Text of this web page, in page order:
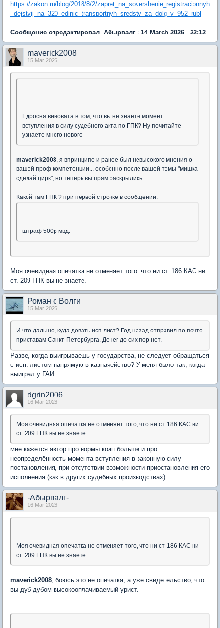
https://zakon.ru/blog/2018/8/2/zapret_na_sovershenie_registracionnyh
_dejstvij_na_320_edinic_transportnyh_sredstv_za_dolg_v_952_rubl
Сообщение отредактировал -Абырвалг-: 14 March 2026 - 22:12
maverick2008
15 Mar 2026
Едросня виновата в том, что вы не знаете момент
вступления в силу судебного акта по ГПК? Ну почитайте -
узнаете много нового
maverick2008, я впринципе и ранее был невысокого мнения о
вашей проф компетенции... особенно после вашей темы "мишка
сделай цирк", но теперь вы прям раскрылись...
Какой там ГПК ? при первой строчке в сообщении:
штраф 500р мвд.
Моя очевидная опечатка не отменяет того, что ни ст. 186 КАС ни
ст. 209 ГПК вы не знаете.
Роман c Волги
15 Mar 2026
И что дальше, куда девать исп.лист? Год назад отправил по почте
приставам Санкт-Петербурга. Денег до сих пор нет.
Разве, когда выигрываешь у государства, не следует обращаться
с исп. листом напрямую в казначейство? У меня было так, когда
выиграл у ГАИ.
dgrin2006
16 Mar 2026
Моя очевидная опечатка не отменяет того, что ни ст. 186 КАС ни
ст. 209 ГПК вы не знаете.
мне кажется автор про нормы коап больше и про
неопределённость момента вступления в законную силу
постановления, при отсутствии возможности приостановления его
исполнения (как в других судебных производствах).
-Абырвалг-
16 Mar 2026
Моя очевидная опечатка не отменяет того, что ни ст. 186 КАС ни
ст. 209 ГПК вы не знаете.
maverick2008, боюсь это не опечатка, а уже свидетельство, что
вы дуб дубом высокооплачиваемый урист.